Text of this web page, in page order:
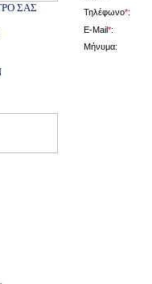
ΣΑΣ
Τηλέφωνο*:
E-Mail*:
Μήνυμα: